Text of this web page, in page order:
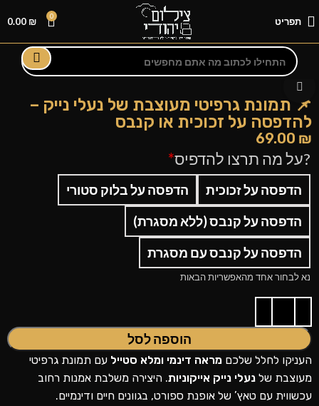
תפריט 0
0.00 ₪
📌 תמונת גרפיטי מעוצבת של נעלי נייק –
להדפסה על זכוכית או קנבס
69.00 ₪
?על מה תרצו להדפיס*
הדפסה על זכוכית
הדפסה על בלוק סטורי
הדפסה על קנבס (ללא מסגרת)
הדפסה על קנבס עם מסגרת
נא לבחור אחד מהאפשריות הבאות
הוספה לסל
העניקו לחלל שלכם מראה דינמי ומלא סטייל עם תמונת גרפיטי
מעוצבת של נעלי נייק אייקוניות. היצירה משלבת אמנות רחוב
עכשווית עם טאץ’ של אופנת ספורט, בגוונים חיים ודינמיים.